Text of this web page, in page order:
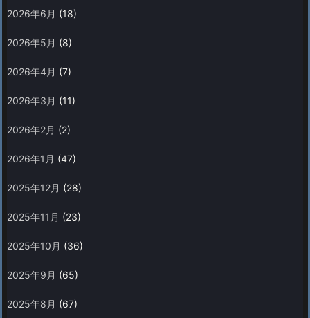
2026年6月 (18)
2026年5月 (8)
2026年4月 (7)
2026年3月 (11)
2026年2月 (2)
2026年1月 (47)
2025年12月 (28)
2025年11月 (23)
2025年10月 (36)
2025年9月 (65)
2025年8月 (67)